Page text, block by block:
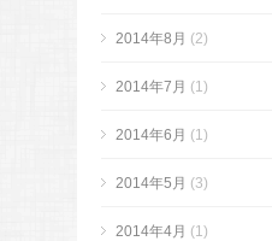
2014年8月 (2)
2014年7月 (1)
2014年6月 (1)
2014年5月 (3)
2014年4月 (1)